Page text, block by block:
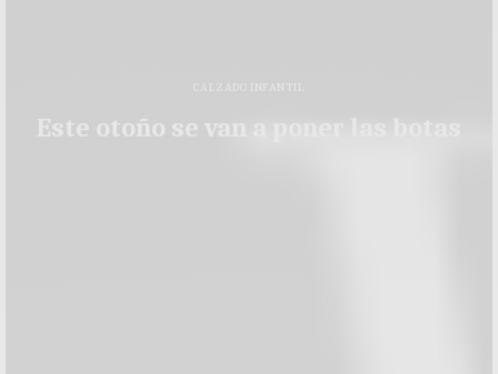
CALZADO INFANTIL
Este otoño se van a poner las botas